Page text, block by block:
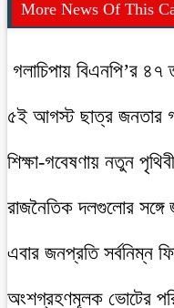
More News Of This
গলাচিপায় বিএনপি’র ৪৭
৫ই আগস্ট ছাত্র জনতার
শিক্ষা-গবেষণায় নতুন
রাজনৈতিক দলগুলোর সঙ্গে
এবার জনপ্রতি সর্বনিম্ন
অংশগ্রহণমূলক ভোটের